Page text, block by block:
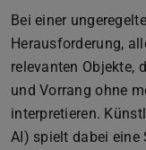
Bei einer
Herausforderung,
relevanten Objekte,
und Vorrang ohne
interpretieren.
AI) spielt dabei eine